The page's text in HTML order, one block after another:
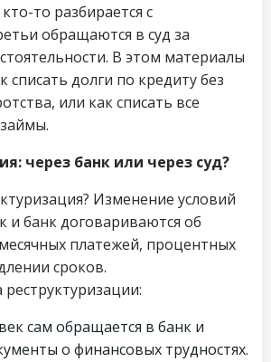
то разбирается с
обращаются в суд за
В этом материалы
списать долги по кредиту без
или как списать все
через банк или через суд?
Изменение условий
и банк договариваются об
платежей, процентных
сроков.
сам обращается в банк и
о финансовых трудностях.